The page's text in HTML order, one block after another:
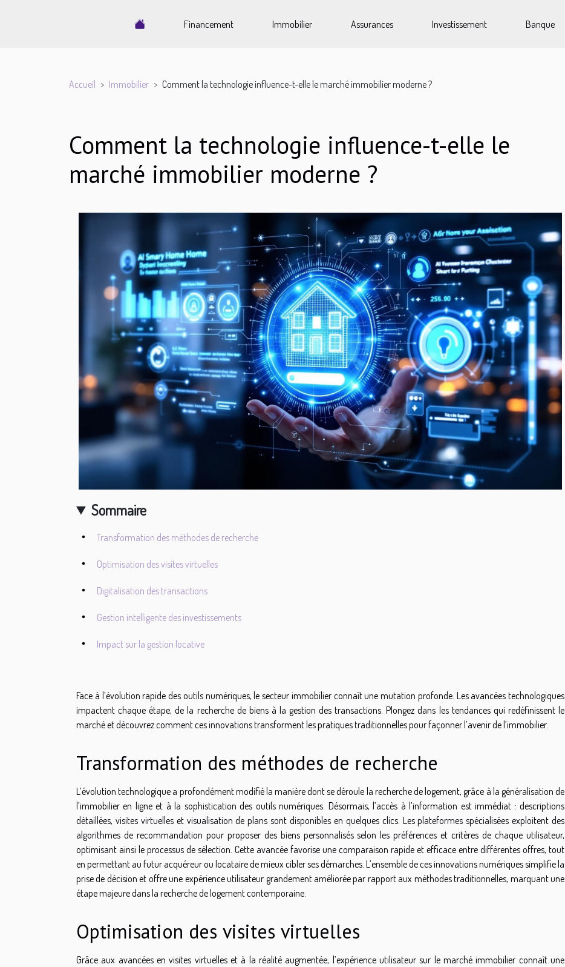
Financement Immobilier Assurances Investissement Banque
Accueil Immobilier Comment la technologie influence-t-elle le marché immobilier moderne ?
Comment la technologie influence-t-elle le
marché immobilier moderne ?
Sommaire
Transformation des méthodes de recherche
Optimisation des visites virtuelles
Digitalisation des transactions
Gestion intelligente des investissements
Impact sur la gestion locative
Face à l’évolution rapide des outils numériques, le secteur immobilier connaît une mutation profonde. Les avancées technologiques
impactent chaque étape, de la recherche de biens à la gestion des transactions. Plongez dans les tendances qui redéfinissent le
marché et découvrez comment ces innovations transforment les pratiques traditionnelles pour façonner l’avenir de l’immobilier.
Transformation des méthodes de recherche
L’évolution technologique a profondément modifié la manière dont se déroule la recherche de logement, grâce à la généralisation de
l’immobilier en ligne et à la sophistication des outils numériques. Désormais, l’accès à l’information est immédiat : descriptions
détaillées, visites virtuelles et visualisation de plans sont disponibles en quelques clics. Les plateformes spécialisées exploitent des
algorithmes de recommandation pour proposer des biens personnalisés selon les préférences et critères de chaque utilisateur,
optimisant ainsi le processus de sélection. Cette avancée favorise une comparaison rapide et efficace entre différentes offres, tout
en permettant au futur acquéreur ou locataire de mieux cibler ses démarches. L’ensemble de ces innovations numériques simplifie la
prise de décision et offre une expérience utilisateur grandement améliorée par rapport aux méthodes traditionnelles, marquant une
étape majeure dans la recherche de logement contemporaine.
Optimisation des visites virtuelles
Grâce aux avancées en visites virtuelles et à la réalité augmentée, l’expérience utilisateur sur le marché immobilier connaît une